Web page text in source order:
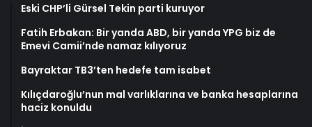
Eski CHP’li Gürsel Tekin parti kuruyor
Fatih Erbakan: Bir yanda ABD, bir yanda YPG biz de
Emevi Camii’nde namaz kılıyoruz
Bayraktar TB3’ten hedefe tam isabet
Kılıçdaroğlu’nun mal varlıklarına ve banka hesaplarına
haciz konuldu